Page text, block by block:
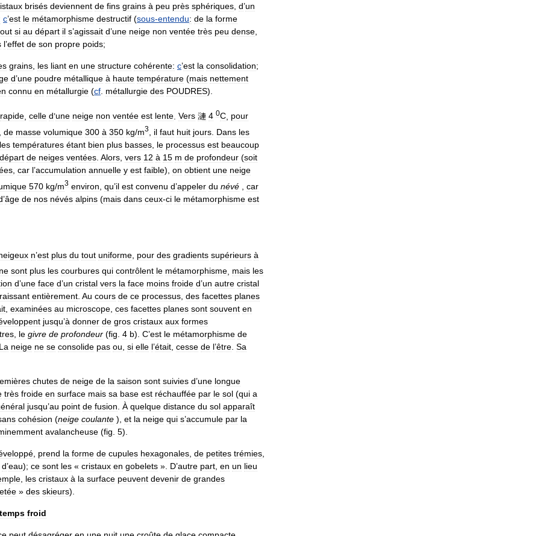
brisés deviennent de fins grains à peu près sphériques d’un
c’est le métamorphisme destructif (sous-entendu: de la forme
si au départ il s’agissait d’une neige non ventée très peu dense
l’effet de son propre poids;
grains les liant en une structure cohérente: c’est la consolidation;
d’une poudre métallique à haute température (mais nettement
connu en métallurgie (cf métallurgie des POUDRES).
rapide celle d’une neige non ventée est lente Vers 漣 4 0C pour
de masse volumique 300 à 350 kg/m3 il faut huit jours Dans les
les températures étant bien plus basses le processus est beaucoup
départ de neiges ventées Alors vers 12 à 15 m de profondeur (soit
car l’accumulation annuelle y est faible), on obtient une neige
570 kg/m3 environ qu’il est convenu d’appeler du névé
car
’âge de nos névés alpins (mais dans ceux-ci le métamorphisme est
n’est plus du tout uniforme pour des gradients supérieurs à
ne sont plus les courbures qui contrôlent le métamorphisme mais les
d’une face d’un cristal vers la face moins froide d’un autre cristal
entièrement Au cours de ce processus des facettes planes
examinées au microscope ces facettes planes sont souvent en
jusqu’à donner de gros cristaux aux formes
le givre de profondeur (fig 4 b). C’est le métamorphisme de
La neige ne se consolide pas ou si elle l’était cesse de l’être Sa
chutes de neige de la saison sont suivies d’une longue
très froide en surface mais sa base est réchauffée par le sol (qui a
jusqu’au point de fusion À quelque distance du sol apparaît
cohésion (neige coulante ), et la neige qui s’accumule par la
avalancheuse (fig 5).
prend la forme de cupules hexagonales de petites trémies
d’eau); ce sont les « cristaux en gobelets ». D’autre part en un lieu
les cristaux à la surface peuvent devenir de grandes
» des skieurs).
temps froid